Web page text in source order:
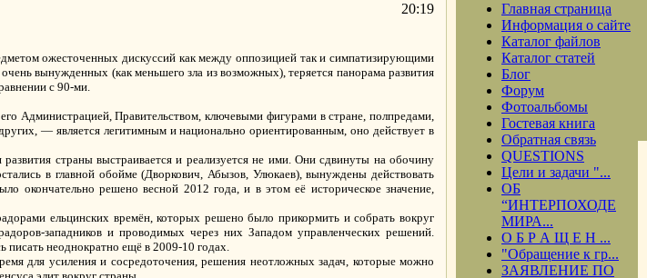
20:19
ожесточенных дискуссий как между оппозицией так и симпатизирующими
вынужденных (как меньшего зла из возможных), теряется панорама развития
с 90-ми.
Администрацией, Правительством, ключевыми фигурами в стране, полпредами,
— является легитимным и национально ориентированным, оно действует в
страны выстраивается и реализуется не ими. Они сдвинуты на обочину
в главной обойме (Дворкович, Абызов, Улюкаев), вынуждены действовать
окончательно решено весной 2012 года, и в этом её историческое значение,
ельцинских времён, которых решено было прикормить и собрать вокруг
западников и проводимых через них Западом управленческих решений.
писать неоднократно ещё в 2009-10 годах.
для усиления и сосредоточения, решения неотложных задач, которые можно
Главная страница
Информация о сайте
Каталог файлов
Каталог статей
Блог
Форум
Фотоальбомы
Гостевая книга
Обратная связь
QUESTIONS
Цели и задачи "...
ОБ
“ИНТЕРПОХОДЕ
МИРА...
О Б Р А Щ Е Н ...
"Обращение к гр...
ЗАЯВЛЕНИЕ ПО